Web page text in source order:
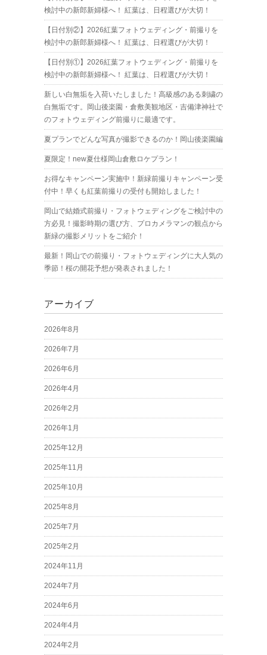
検討中の新郎新婦様へ！ 紅葉は、日程選びが大切！
【日付別②】2026紅葉フォトウェディング・前撮りを
検討中の新郎新婦様へ！ 紅葉は、日程選びが大切！
【日付別①】2026紅葉フォトウェディング・前撮りを
検討中の新郎新婦様へ！ 紅葉は、日程選びが大切！
新しい白無垢を入荷いたしました！高級感のある刺繍の
白無垢です。岡山後楽園・倉敷美観地区・吉備津神社で
のフォトウェディング前撮りに最適です。
夏プランでどんな写真が撮影できるのか！岡山後楽園編
夏限定！new夏仕様岡山倉敷ロケプラン！
お得なキャンペーン実施中！新緑前撮りキャンペーン受
付中！早くも紅葉前撮りの受付も開始しました！
岡山で結婚式前撮り・フォトウェディングをご検討中の
方必見！撮影時期の選び方、プロカメラマンの観点から
新緑の撮影メリットをご紹介！
最新！岡山での前撮り・フォトウェディングに大人気の
季節！桜の開花予想が発表されました！
アーカイブ
2026年8月
2026年7月
2026年6月
2026年4月
2026年2月
2026年1月
2025年12月
2025年11月
2025年10月
2025年8月
2025年7月
2025年2月
2024年11月
2024年7月
2024年6月
2024年4月
2024年2月